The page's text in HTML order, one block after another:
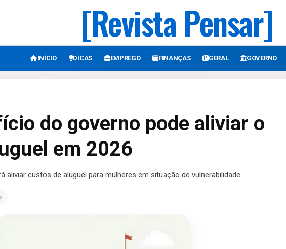
[Revista Pensar]
INÍCIO DICAS EMPREGO FINANÇAS GERAL GOVERNO
do governo pode aliviar o
em 2026
aliviar custos de aluguel para mulheres em situação de vulnerabilidade.